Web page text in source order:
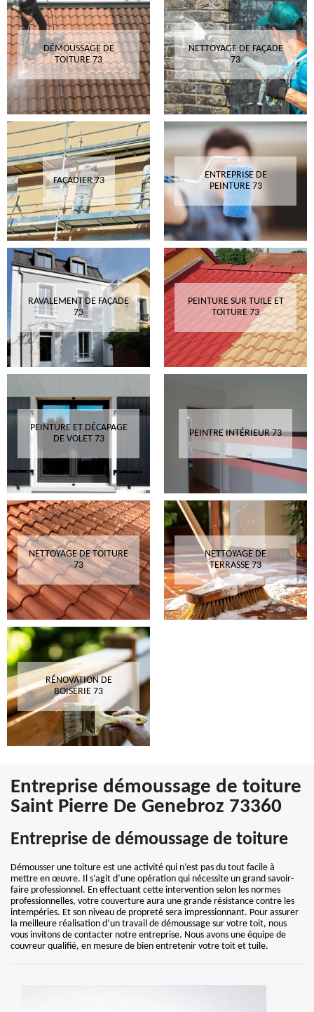
DÉMOUSSAGE DE
TOITURE 73
NETTOYAGE DE FAÇADE
73
FAÇADIER 73
ENTREPRISE DE
PEINTURE 73
RAVALEMENT DE FAÇADE
73
PEINTURE SUR TUILE ET
TOITURE 73
PEINTURE ET DÉCAPAGE
DE VOLET 73
PEINTRE INTÉRIEUR 73
NETTOYAGE DE TOITURE
73
NETTOYAGE DE
TERRASSE 73
RÉNOVATION DE
BOISERIE 73
Entreprise démoussage de toiture
Saint Pierre De Genebroz 73360
Entreprise de démoussage de toiture
Démousser une toiture est une activité qui n’est pas du tout facile à
mettre en œuvre. Il s’agit d’une opération qui nécessite un grand savoir-
faire professionnel. En effectuant cette intervention selon les normes
professionnelles, votre couverture aura une grande résistance contre les
intempéries. Et son niveau de propreté sera impressionnant. Pour assurer
la meilleure réalisation d’un travail de démoussage sur votre toit, nous
vous invitons de contacter notre entreprise. Nous avons une équipe de
couvreur qualifié, en mesure de bien entretenir votre toit et tuile.